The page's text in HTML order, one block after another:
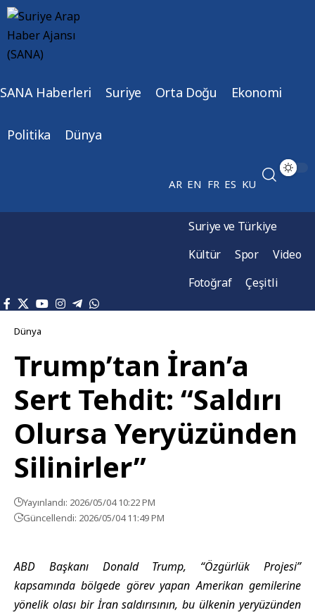
SANA Haberleri Suriye Orta Doğu Ekonomi
Politika Dünya
AR EN FR ES KU
Suriye ve Türkiye
Kültür
Spor
Video
Fotoğraf
Çeşitli
Dünya
Trump’tan İran’a
Sert Tehdit: “Saldırı
Olursa Yeryüzünden
Silinirler”
Yayınlandı: 2026/05/04 10:22 PM
Güncellendi: 2026/05/04 11:49 PM
ABD Başkanı Donald Trump, “Özgürlük Projesi”
kapsamında bölgede görev yapan Amerikan gemilerine
yönelik olası bir İran saldırısının, bu ülkenin yeryüzünden